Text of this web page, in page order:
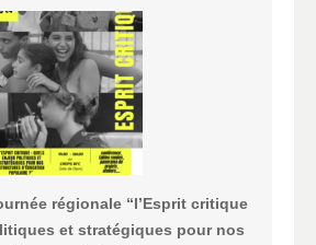
régionale “l’Esprit critique
et stratégiques pour nos